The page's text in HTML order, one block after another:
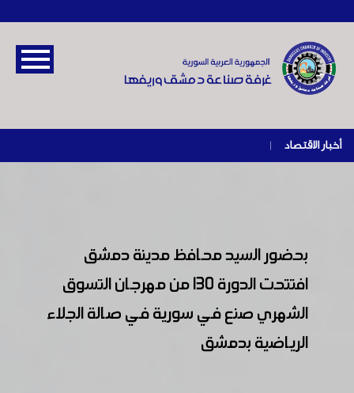
أخبار الاقتصاد |
بحضور السيد محافظ مدينة دمشق
افتتحت الدورة 130 من مهرجان التسوق
الشهري صنع في سورية في صالة الجلاء
الرياضية بدمشق